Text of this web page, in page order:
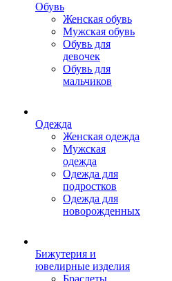
Обувь
Женская обувь
Мужская обувь
Обувь для
девочек
Обувь для
мальчиков
Одежда
Женская одежда
Мужская
одежда
Одежда для
подростков
Одежда для
новорожденных
Бижутерия и
ювелирные изделия
Браслеты